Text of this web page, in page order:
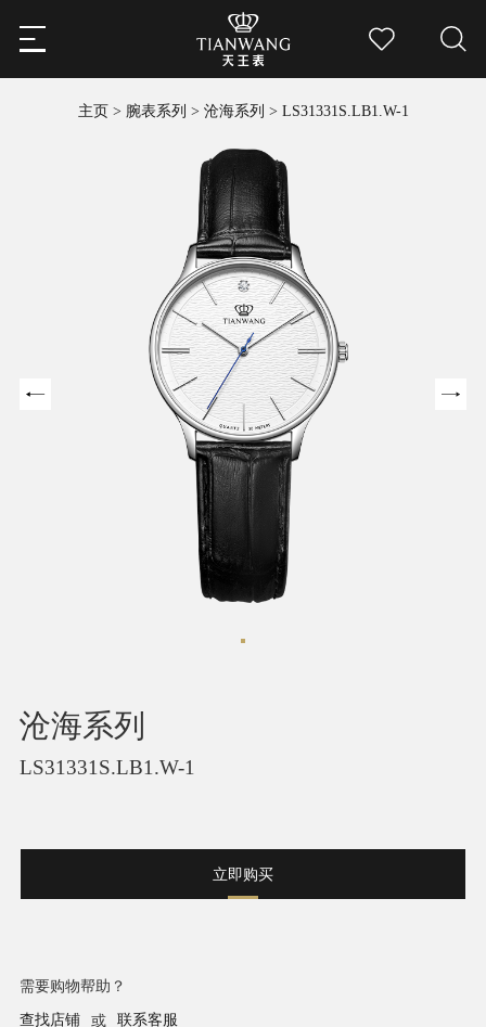
主页> 腕表系列 > 沧海系列 > LS31331S.LB1.W-1
沧海系列
LS31331S.LB1.W-1
立即购买
需要购物帮助？
查找店铺
或 联系客服